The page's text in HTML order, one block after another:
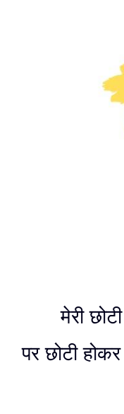
मेरी
पर छोटी